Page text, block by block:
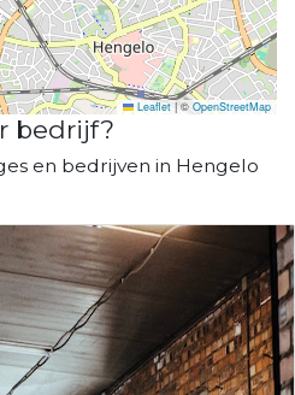
Leaflet | © OpenStreetMap
bedrijf?
en bedrijven in Hengelo